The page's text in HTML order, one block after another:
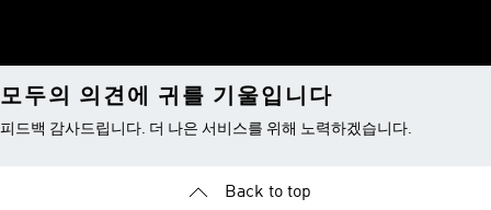
모두의 의견에 귀를 기울입니다
피드백 감사드립니다. 더 나은 서비스를 위해 노력하겠습니다.
Back to top